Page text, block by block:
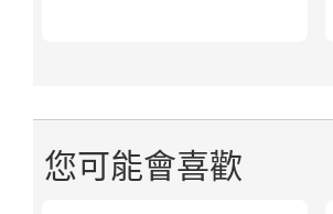
您可能會喜歡